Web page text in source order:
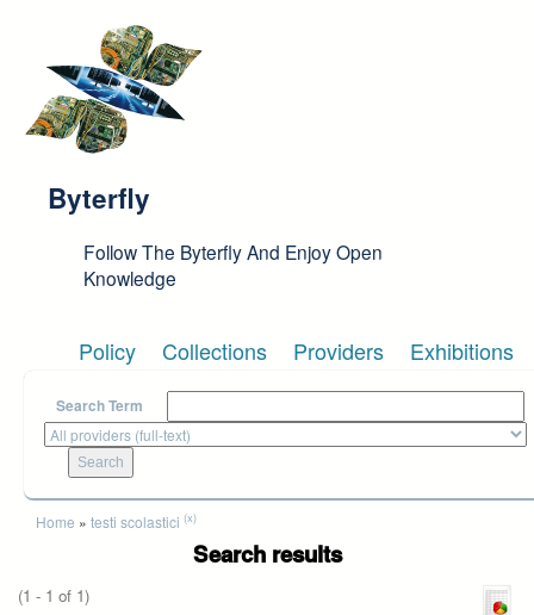
Byterfly
Follow The Byterfly And Enjoy Open
Knowledge
Policy Collections Providers Exhibitions
Search Term
You are here
Home » testi scolastici (x)
Search results
(1 - 1 of 1)